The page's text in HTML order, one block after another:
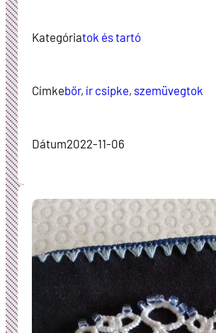
Kategóriatok és tartó
Címkebőr, ír csipke, szemüvegtok
Dátum2022-11-06